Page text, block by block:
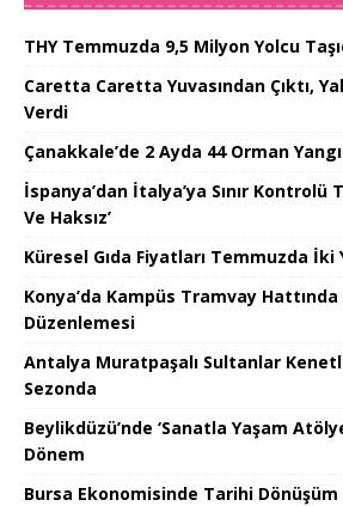
THY Temmuzda 9,5 Milyon Yolcu
Caretta Caretta Yuvasından Çıktı,
Verdi
Çanakkale’de 2 Ayda 44 Orman
İspanya’dan İtalya’ya Sınır Kontrolü
Ve Haksız’
Küresel Gıda Fiyatları Temmuzda İki
Konya’da Kampüs Tramvay Hattında
Düzenlemesi
Antalya Muratpaşalı Sultanlar
Sezonda
Beylikdüzü’nde ‘Sanatla Yaşam
Dönem
Bursa Ekonomisinde Tarihi